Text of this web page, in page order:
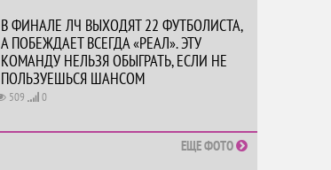
В ФИНАЛЕ ЛЧ ВЫХОДЯТ 22 ФУТБОЛИСТА,
А ПОБЕЖДАЕТ ВСЕГДА «РЕАЛ». ЭТУ
КОМАНДУ НЕЛЬЗЯ ОБЫГРАТЬ, ЕСЛИ НЕ
ПОЛЬЗУЕШЬСЯ ШАНСОМ
509 0
ЕЩЕ ФОТО